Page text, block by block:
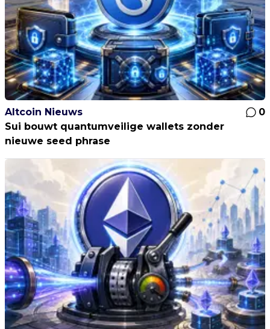
Altcoin Nieuws
0
Sui bouwt quantumveilige wallets zonder
nieuwe seed phrase